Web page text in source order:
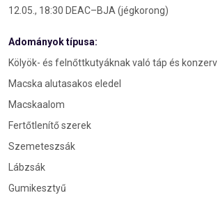
12.05., 18:30 DEAC–BJA (jégkorong)
Adományok típusa:
Kölyök- és felnőttkutyáknak való táp és konzerv
Macska alutasakos eledel
Macskaalom
Fertőtlenítő szerek
Szemeteszsák
Lábzsák
Gumikesztyű